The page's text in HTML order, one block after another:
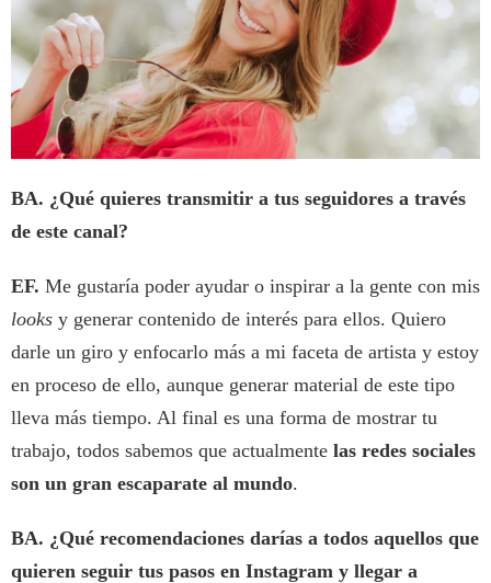
BA. ¿Qué quieres transmitir a tus seguidores a través
de este canal?
EF. Me gustaría poder ayudar o inspirar a la gente con mis
looks y generar contenido de interés para ellos. Quiero
darle un giro y enfocarlo más a mi faceta de artista y estoy
en proceso de ello, aunque generar material de este tipo
lleva más tiempo. Al final es una forma de mostrar tu
trabajo, todos sabemos que actualmente las redes sociales
son un gran escaparate al mundo.
BA. ¿Qué recomendaciones darías a todos aquellos que
quieren seguir tus pasos en Instagram y llegar a